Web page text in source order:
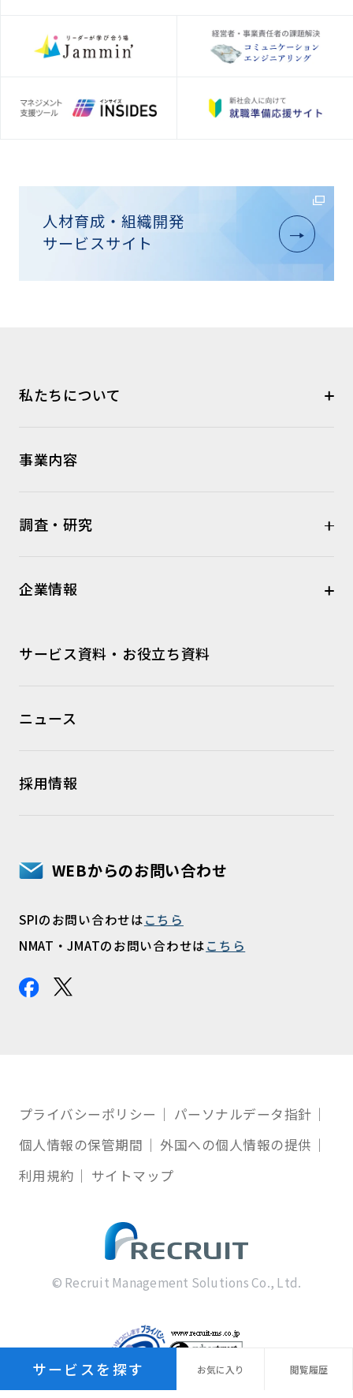
人材育成・組織開発
サービスサイト
サービスを探す お気に 入り 閲覧履歴
私たちについて
事業内容
調査・研究
企業情報
サービス資料・お役立ち資料
ニュース
採用情報
WEBからのお問い合わせ
SPIのお問い合わせはこちら
NMAT・JMATのお問い合わせはこちら
プライバシーポリシー
パーソナルデータ指針
個人情報の保管期間
外国への個人情報の提供
利用規約
サイトマップ
© Recruit Management Solutions Co., Ltd.